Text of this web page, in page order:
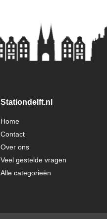
Stationdelft.nl
Home
Contact
Over ons
Veel gestelde vragen
Alle categorieën